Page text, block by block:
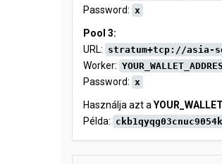
Password: x
Pool 3:
URL: stratum+tcp://asia-
Worker:
Password: x
Használja azt a
Példa: